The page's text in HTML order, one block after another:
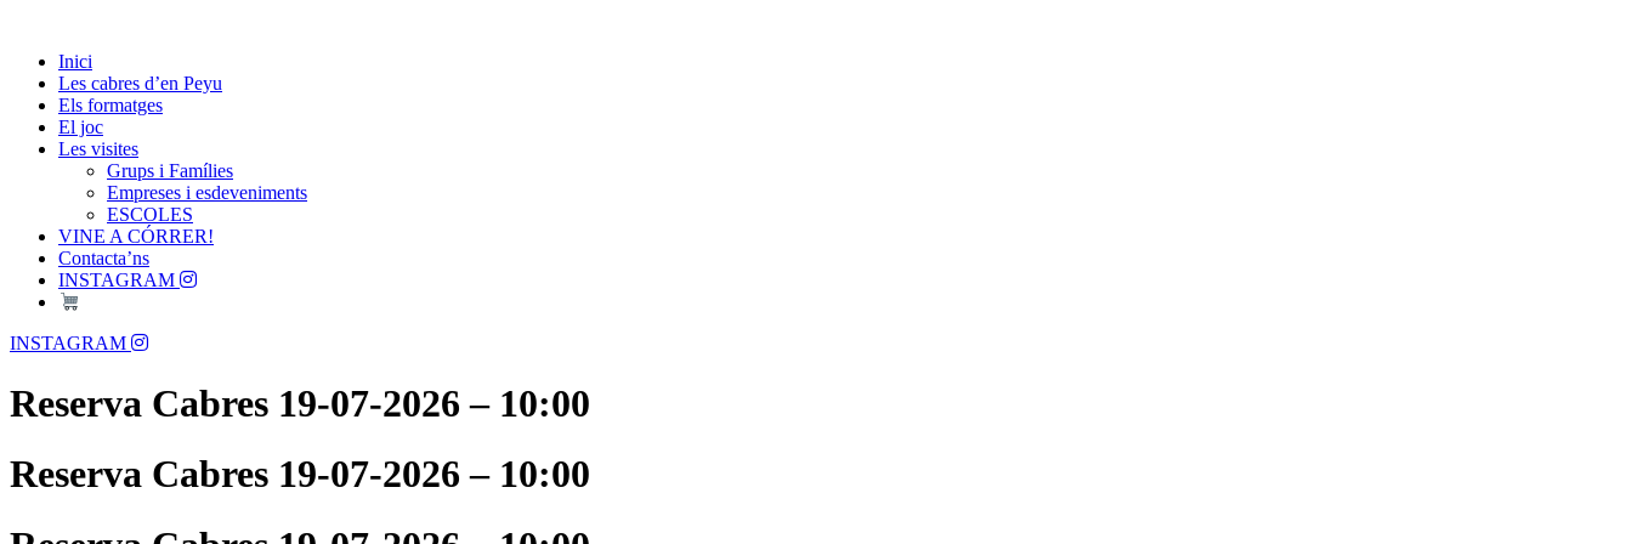
content
Les Cabres d'en Peyu
Inici
Les cabres d’en Peyu
Els formatges
El joc
Les visites
Grups i Famílies
Empreses i esdeveniments
ESCOLES
VINE A CÓRRER!
Contacta’ns
INSTAGRAM
Menu
INSTAGRAM
Reserva Cabres 19-07-2026 – 10:00
Reserva Cabres 19-07-2026 – 10:00